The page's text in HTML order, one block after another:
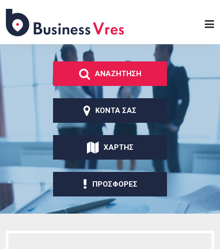
κυρίως περιεχόμενο
Business
ΑΝΑΖΗΤΗΣΗ
ΚΟΝΤΑ ΣΑΣ
ΧΑΡΤΗΣ
ΠΡΟΣΦΟΡΕΣ